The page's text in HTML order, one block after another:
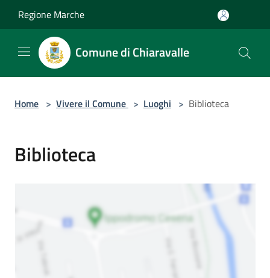
Regione Marche
Comune di Chiaravalle
Home > Vivere il Comune > Luoghi > Biblioteca
Biblioteca